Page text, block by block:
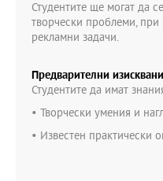
Студентите ще могат да
творчески проблеми,
рекламни задачи.
Предварителни
Студентите да имат
• Творчески умения и
• Известен практически